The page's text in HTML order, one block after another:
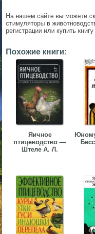
На нашем сайте вы можете
стимуляторы в
регистрации или купить
Похожие книги:
Яичное
птицеводство —
Штеле А. Л.
▼
▼
▼